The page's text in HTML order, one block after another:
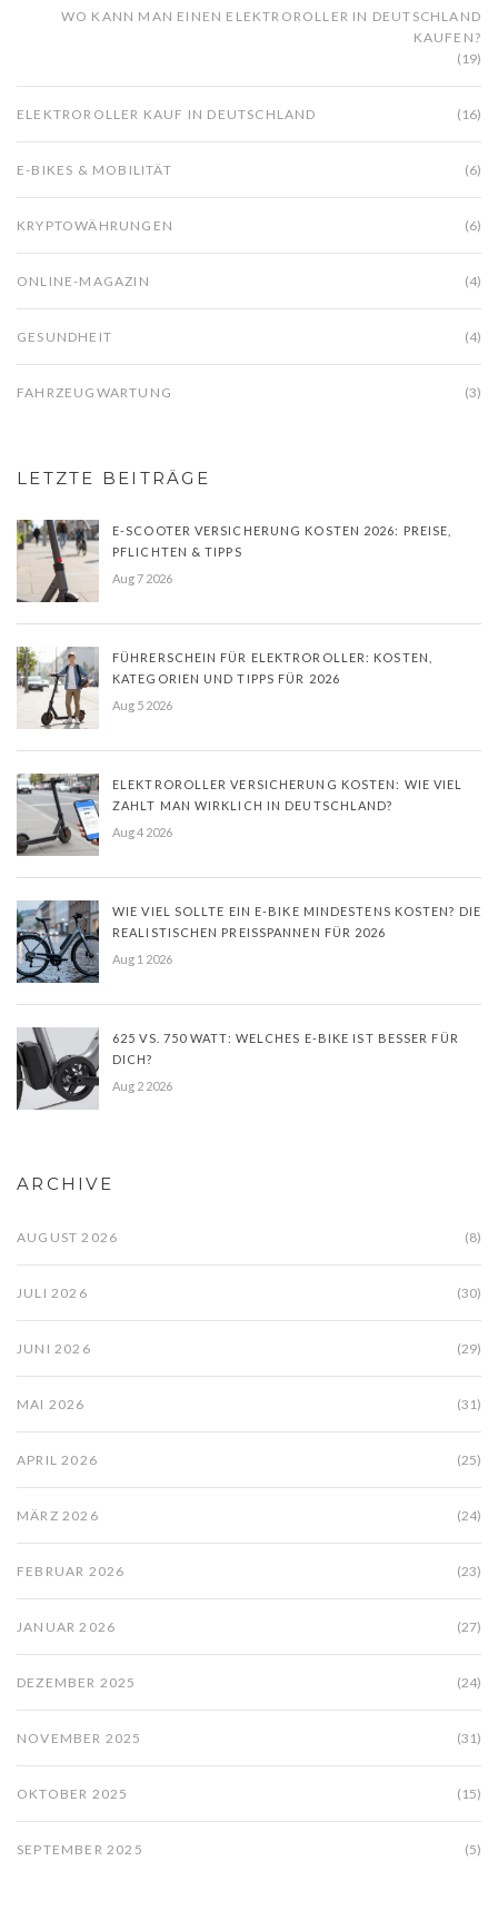
WO KANN MAN EINEN ELEKTROROLLER IN DEUTSCHLAND
KAUFEN?
(19)
ELEKTROROLLER KAUF IN DEUTSCHLAND (16)
E-BIKES & MOBILITÄT (6)
KRYPTOWÄHRUNGEN (6)
ONLINE-MAGAZIN (4)
GESUNDHEIT (4)
FAHRZEUGWARTUNG (3)
LETZTE BEITRÄGE
E-SCOOTER VERSICHERUNG KOSTEN 2026: PREISE,
PFLICHTEN & TIPPS
Aug 7 2026
FÜHRERSCHEIN FÜR ELEKTROROLLER: KOSTEN,
KATEGORIEN UND TIPPS FÜR 2026
Aug 5 2026
ELEKTROROLLER VERSICHERUNG KOSTEN: WIE VIEL
ZAHLT MAN WIRKLICH IN DEUTSCHLAND?
Aug 4 2026
WIE VIEL SOLLTE EIN E-BIKE MINDESTENS KOSTEN? DIE
REALISTISCHEN PREISSPANNEN FÜR 2026
Aug 1 2026
625 VS. 750 WATT: WELCHES E-BIKE IST BESSER FÜR
DICH?
Aug 2 2026
ARCHIVE
AUGUST 2026 (8)
JULI 2026 (30)
JUNI 2026 (29)
MAI 2026 (31)
APRIL 2026 (25)
MÄRZ 2026 (24)
FEBRUAR 2026 (23)
JANUAR 2026 (27)
DEZEMBER 2025 (24)
NOVEMBER 2025 (31)
OKTOBER 2025 (15)
SEPTEMBER 2025 (5)